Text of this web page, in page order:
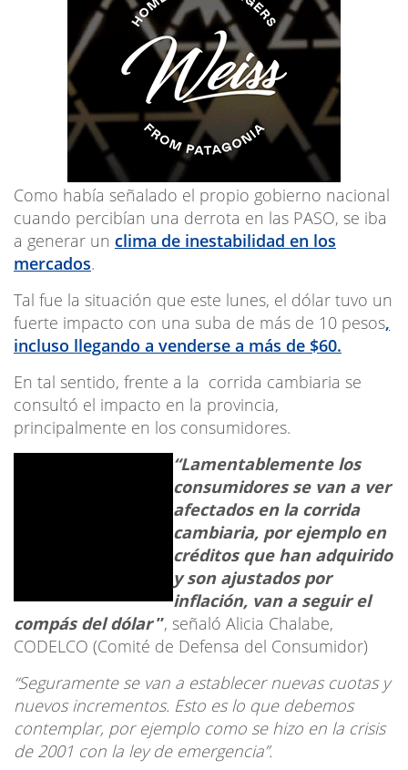
Como había señalado el propio gobierno nacional
cuando percibían una derrota en las PASO, se iba
a generar un clima de inestabilidad en los
mercados.
Tal fue la situación que este lunes, el dólar tuvo un
fuerte impacto con una suba de más de 10 pesos,
incluso llegando a venderse a más de $60.
En tal sentido, frente a la corrida cambiaria se
consultó el impacto en la provincia,
principalmente en los consumidores.
“Lamentablemente los
consumidores se van a ver
afectados en la corrida
cambiaria, por ejemplo en
créditos que han adquirido
y son ajustados por
inflación, van a seguir el
compás del dólar”, señaló Alicia Chalabe,
CODELCO (Comité de Defensa del Consumidor)
“Seguramente se van a establecer nuevas cuotas y
nuevos incrementos. Esto es lo que debemos
contemplar, por ejemplo como se hizo en la crisis
de 2001 con la ley de emergencia”.